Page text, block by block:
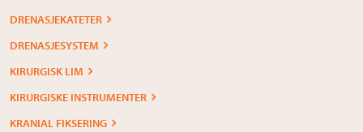
DRENASJEKATETER
DRENASJESYSTEM
KIRURGISK LIM
KIRURGISKE INSTRUMENTER
KRANIAL FIKSERING